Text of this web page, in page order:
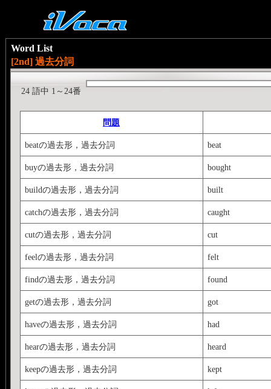
Word List
[2nd] 過去分詞
24 語中 1～24番
問題
beatの過去形，過去分詞 beat
buyの過去形，過去分詞 bought
buildの過去形，過去分詞 built
catchの過去形，過去分詞 caught
cutの過去形，過去分詞 cut
feelの過去形，過去分詞 felt
findの過去形，過去分詞 found
getの過去形，過去分詞 got
haveの過去形，過去分詞 had
hearの過去形，過去分詞 heard
keepの過去形，過去分詞 kept